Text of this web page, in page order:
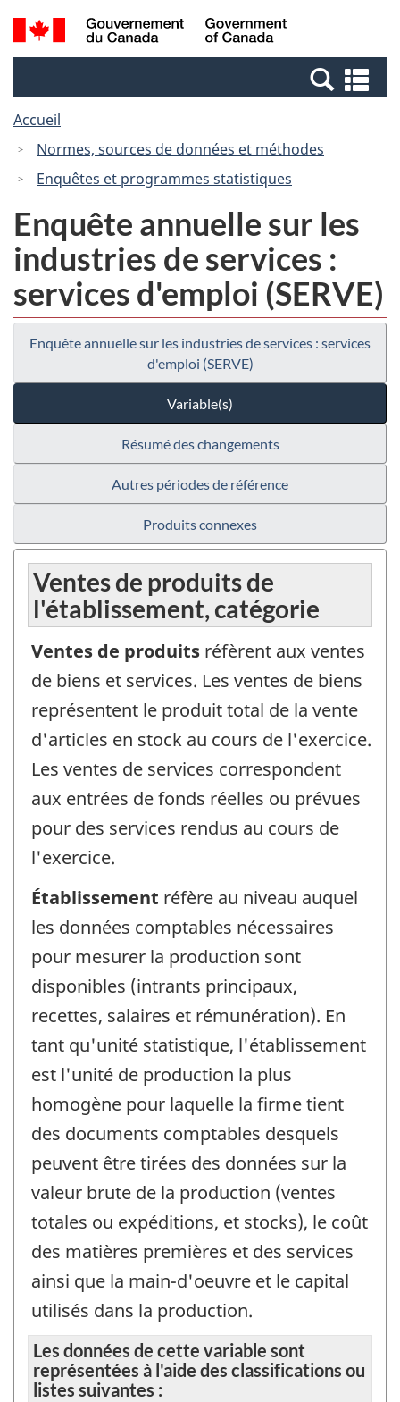
Passer
au
Passer
à
Canada
Recherche
et
et
Accueil
Normes, sources de données et méthodes
Enquêtes et programmes statistiques
Enquête annuelle sur les
industries de services :
services d'emploi (SERVE)
Enquête annuelle sur les industries de services : services
d'emploi (SERVE)
Variable(s)
Résumé des changements
Autres périodes de référence
Produits connexes
Ventes de produits de
l'établissement, catégorie
Ventes de produits réfèrent aux ventes
de biens et services. Les ventes de biens
représentent le produit total de la vente
d'articles en stock au cours de l'exercice.
Les ventes de services correspondent
aux entrées de fonds réelles ou prévues
pour des services rendus au cours de
l'exercice.
Établissement réfère au niveau auquel
les données comptables nécessaires
pour mesurer la production sont
disponibles (intrants principaux,
recettes, salaires et rémunération). En
tant qu'unité statistique, l'établissement
est l'unité de production la plus
homogène pour laquelle la firme tient
des documents comptables desquels
peuvent être tirées des données sur la
valeur brute de la production (ventes
totales ou expéditions, et stocks), le coût
des matières premières et des services
ainsi que la main-d'oeuvre et le capital
utilisés dans la production.
Les données de cette variable sont
représentées à l'aide des classifications ou
listes suivantes :